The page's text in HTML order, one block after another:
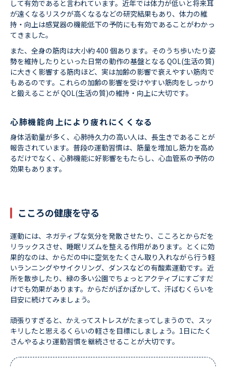
して有効であると言われています。近年では体力が低いと将来耳
が遠くなるリスクが高くなるなどの研究結果もあり、体力の維
持・向上は感覚器の機能低下の予防にも有効であることがわかっ
てきました。
また、全身の筋肉は大小約 400 個あります。そのうち歩いたり姿
勢を維持したりといった日常の動作の基盤となる QOL(生活の質)
に大きく影響する筋肉ほど、実は加齢の影響で衰えやすい筋肉で
もあるのです。これらの加齢の影響を受けやすい筋肉をしっかり
と鍛えることが QOL(生活の質)の維持・向上に大切です。
心肺機能向上により疲れにくくなる
身体活動量が多く、心肺持久力の高い人は、長生きであることが
報告されています。普段の運動習慣は、筋量を増加し筋力を高め
るだけでなく、心肺機能に好影響をもたらし、心血管系の予防の
効果もあります。
こころの健康を守る
運動には、ネガティブな気分を発散させたり、こころとからだを
リラックスさせ、睡眠リズムを整える作用があります。とくに効
果的なのは、からだの中に空気をたくさん取り入れながら行う軽
いランニングやサイクリング、ダンスなどの有酸素運動です。近
所を散歩したり、緑の多い公園でちょっとアクティブにすごすだ
けでも効果があります。からだがぽかぽかして、汗ばむくらいを
目安に続けてみましょう。
頑張りすぎると、かえってストレスがたまってしまうので、スッ
キリしたと思えるくらいの軽さを目標にしましょう。1日にたく
さんやるより運動習慣を継続させることが大切です。